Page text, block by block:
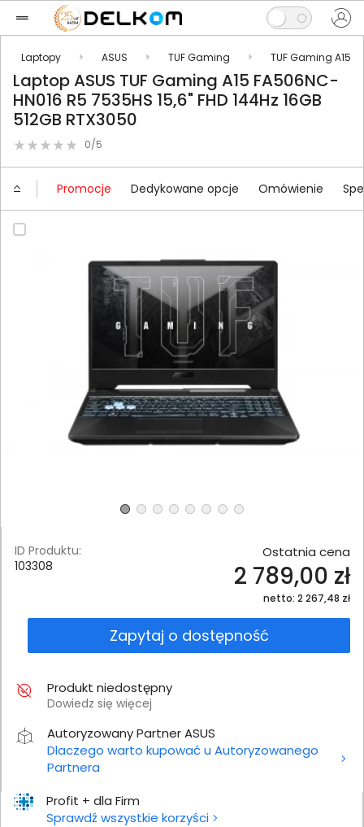
Laptopy ASUS TUF Gaming TUF Gaming A15
Laptop ASUS TUF Gaming A15 FA506NC-
HN016 R5 7535HS 15,6" FHD 144Hz 16GB
512GB RTX3050
0/5
Promocje Dedykowane opcje Omówienie
Profit + dla Firm
Sprawdź wszystkie korzyści
ID Produktu:
103308
Ostatnia cena
2 789,00 zł
netto: 2 267,48 zł
Zapytaj o dostępność
Produkt niedostępny
Dowiedz się więcej
Autoryzowany Partner ASUS
Dlaczego warto kupować u Autoryzowanego
Partnera